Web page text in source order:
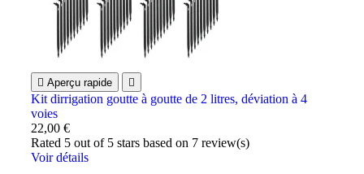
 Aperçu rapide 
Kit dirrigation goutte à goutte de 2 litres, déviation à 4
voies
22,00 €
Rated 5 out of 5 stars based on 7 review(s)
Voir détails